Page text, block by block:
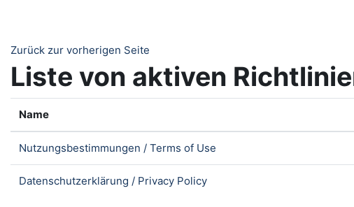
Zurück zur vorherigen Seite
Liste von aktiven
Name
Nutzungsbestimmungen / Terms of Use
Datenschutzerklärung / Privacy Policy